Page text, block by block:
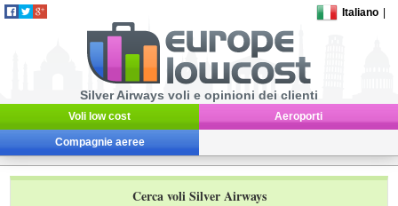
Italiano
Silver Airways voli e opinioni dei clienti
Voli low cost Aeroporti
Compagnie aeree
Cerca voli Silver Airways